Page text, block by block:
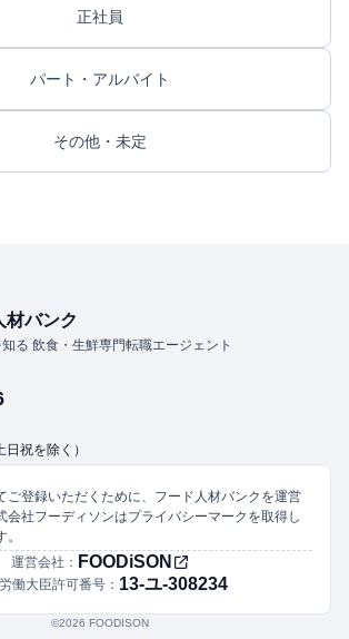
正社員
パート・アルバイト
その他・未定
材バンク
る 飲食・生鮮専門転職エージェント
日祝を除く）
ご登録いただくために、フード人材バンクを運営
会社フーディソンはプライバシーマークを取得し
運営会社： FOODiSON
働大臣許可番号： 13-ユ-308234
©︎2026 FOODISON